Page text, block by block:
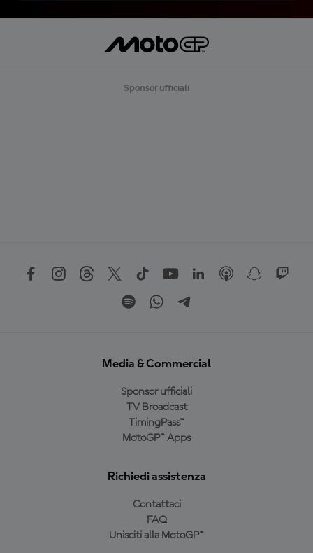
Sponsor ufficiali
Media & Commercial
Sponsor ufficiali
TV Broadcast
TimingPass™
MotoGP™ Apps
Richiedi assistenza
Contattaci
FAQ
Unisciti alla MotoGP™